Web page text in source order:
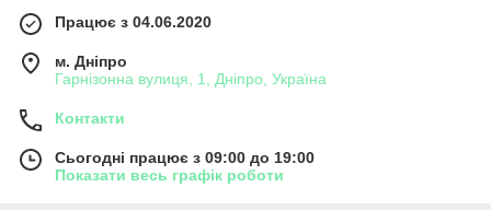
Працює з 04.06.2020
м. Дніпро
Гарнізонна вулиця, 1, Дніпро, Україна
Контакти
Сьогодні працює з 09:00 до 19:00
Показати весь графік роботи